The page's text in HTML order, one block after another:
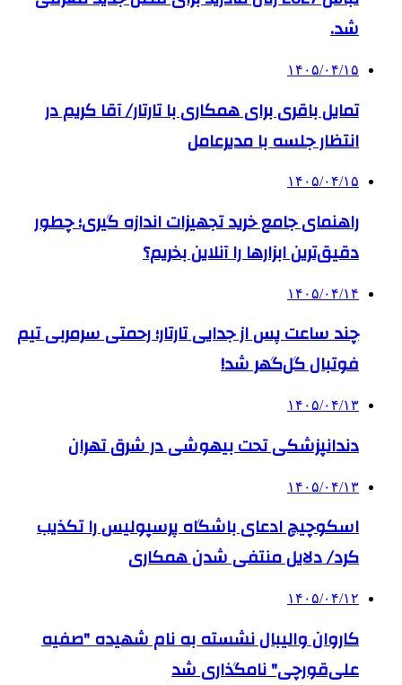
شد.
۱۴۰۵/۰۴/۱۵
تمایل باقری برای همکاری با تارتار/ آقا کریم در
انتظار جلسه با مدیرعامل
۱۴۰۵/۰۴/۱۵
راهنمای جامع خرید تجهیزات اندازه گیری؛ چطور
دقیق‌ترین ابزارها را آنلاین بخریم؟
۱۴۰۵/۰۴/۱۴
چند ساعت پس از جدایی تارتار؛ رحمتی سرمربی تیم
فوتبال گل‌گهر شد!
۱۴۰۵/۰۴/۱۳
دندانپزشکی تحت بیهوشی در شرق تهران
۱۴۰۵/۰۴/۱۳
اسکوچیچ ادعای باشگاه پرسپولیس را تکذیب
کرد/ دلایل منتفی شدن همکاری
۱۴۰۵/۰۴/۱۲
کاروان والیبال نشسته به نام شهیده "صفیه
علی‌قورچی" نامگذاری شد